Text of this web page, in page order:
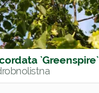
`Greenspire`